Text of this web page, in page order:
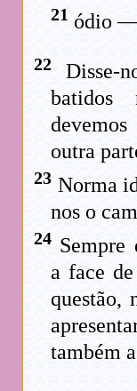
21 ódio
22 Disse-
batidos
outra
23 Norma
nos o
24 Sempre
a face
questão,
também